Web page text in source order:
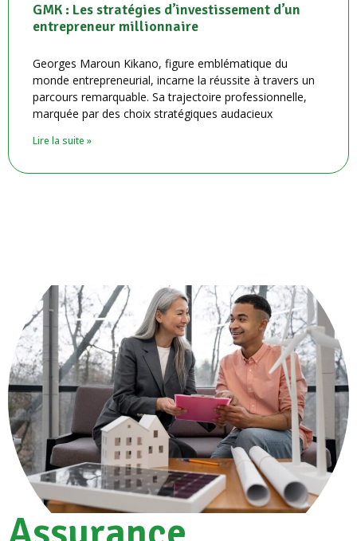
GMK : Les stratégies d’investissement d’un
entrepreneur millionnaire
Georges Maroun Kikano, figure emblématique du
monde entrepreneurial, incarne la réussite à travers un
parcours remarquable. Sa trajectoire professionnelle,
marquée par des choix stratégiques audacieux
Lire la suite »